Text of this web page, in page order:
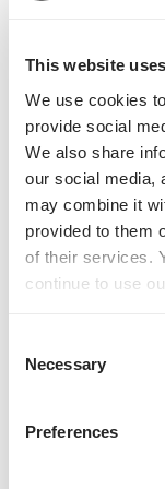
This website
We use cookies
provide social
We also share
our social media,
may combine it
provided to them
of their services.
continue to use
Selection
Necessary
Preferences